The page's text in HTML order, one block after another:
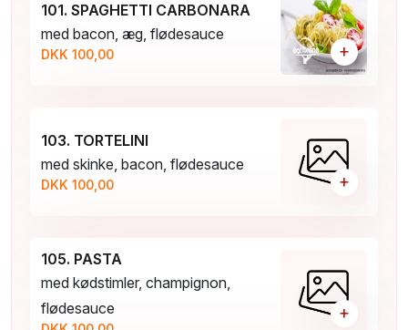
101. SPAGHETTI CARBONARA
med bacon, æg, flødesauce
DKK 100,00 +
103. TORTELINI
med skinke, bacon, flødesauce
DKK 100,00 +
105. PASTA
med kødstimler, champignon,
flødesauce
+